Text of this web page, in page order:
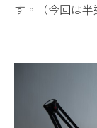
す。（今回は半